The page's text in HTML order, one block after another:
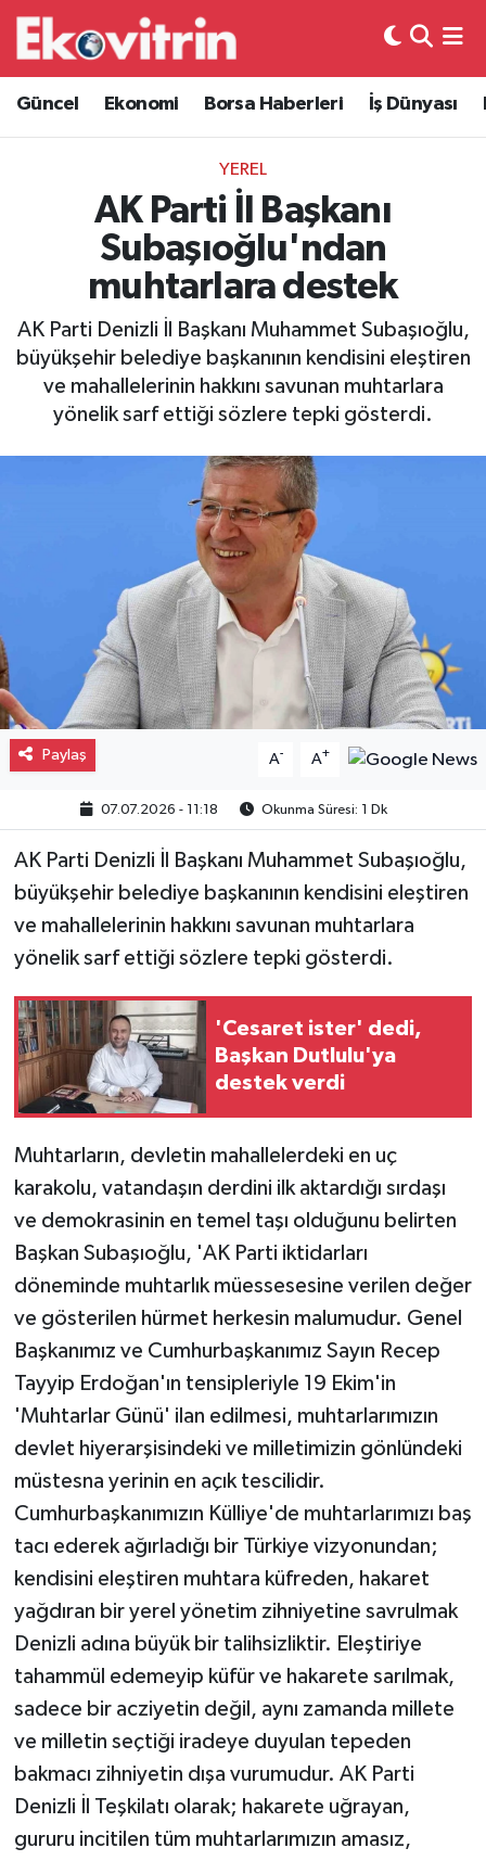
Güncel Ekonomi Borsa Haberleri İş Dünyası
YEREL
AK Parti İl Başkanı
Subaşıoğlu'ndan
muhtarlara destek
AK Parti Denizli İl Başkanı Muhammet Subaşıoğlu,
büyükşehir belediye başkanının kendisini eleştiren
ve mahallelerinin hakkını savunan muhtarlara
yönelik sarf ettiği sözlere tepki gösterdi.
Paylaş A- A+
07.07.2026 - 11:18 Okunma Süresi: 1 Dk
AK Parti Denizli İl Başkanı Muhammet Subaşıoğlu,
büyükşehir belediye başkanının kendisini eleştiren
ve mahallelerinin hakkını savunan muhtarlara
yönelik sarf ettiği sözlere tepki gösterdi.
'Cesaret ister' dedi,
Başkan Dutlulu'ya
destek verdi
Muhtarların, devletin mahallelerdeki en uç
karakolu, vatandaşın derdini ilk aktardığı sırdaşı
ve demokrasinin en temel taşı olduğunu belirten
Başkan Subaşıoğlu, 'AK Parti iktidarları
döneminde muhtarlık müessesesine verilen değer
ve gösterilen hürmet herkesin malumudur. Genel
Başkanımız ve Cumhurbaşkanımız Sayın Recep
Tayyip Erdoğan'ın tensipleriyle 19 Ekim'in
'Muhtarlar Günü' ilan edilmesi, muhtarlarımızın
devlet hiyerarşisindeki ve milletimizin gönlündeki
müstesna yerinin en açık tescilidir.
Cumhurbaşkanımızın Külliye'de muhtarlarımızı baş
tacı ederek ağırladığı bir Türkiye vizyonundan;
kendisini eleştiren muhtara küfreden, hakaret
yağdıran bir yerel yönetim zihniyetine savrulmak
Denizli adına büyük bir talihsizliktir. Eleştiriye
tahammül edemeyip küfür ve hakarete sarılmak,
sadece bir acziyetin değil, aynı zamanda millete
ve milletin seçtiği iradeye duyulan tepeden
bakmacı zihniyetin dışa vurumudur. AK Parti
Denizli İl Teşkilatı olarak; hakarete uğrayan,
gururu incitilen tüm muhtarlarımızın amasız,
Güncel
Ekonomi
Borsa Haberleri
İş Dünyası
Lojistik
Otovitrin
Asayiş
Eğitim
Hava Durumu
Trafik Durumu
Süper Lig Puan Durumu ve Fikstür
Tüm Manşetler
Son Dakika Haberleri
Haber Arşivi